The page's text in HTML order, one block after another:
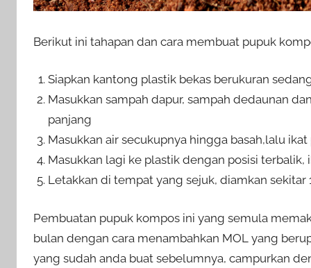
Berikut ini tahapan dan cara membuat pupuk
Siapkan kantong plastik bekas berukuran
Masukkan sampah dapur, sampah dedaunan
panjang
Masukkan air secukupnya hingga basah,lalu
Masukkan lagi ke plastik dengan posisi terbalik,
Letakkan di tempat yang sejuk, diamkan sekitar
Pembuatan pupuk kompos ini yang semula
bulan dengan cara menambahkan MOL yang
yang sudah anda buat sebelumnya, campurkan